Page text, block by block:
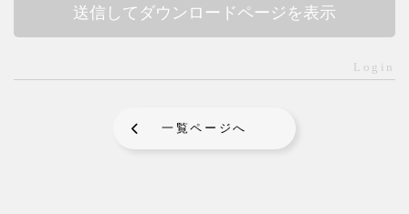
苦情相談窓口責任者 青柳英記
収集するお客様の個人情報につきましては、お客様か
アドレス等の情報提供をお願いしております。
Login
一覧ページへ